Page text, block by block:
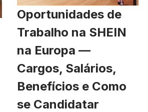
Oportunidades de
Trabalho na SHEIN
na Europa —
Cargos, Salários,
Benefícios e Como
se Candidatar